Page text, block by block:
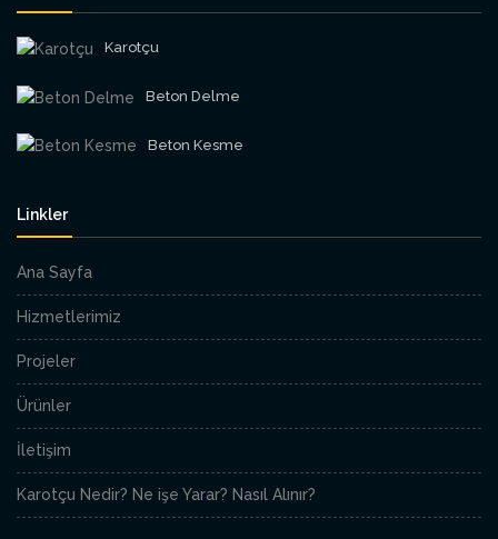
Karotçu
Beton Delme
Beton Kesme
Linkler
Ana Sayfa
Hizmetlerimiz
Projeler
Ürünler
İletişim
Karotçu Nedir? Ne işe Yarar? Nasıl Alınır?